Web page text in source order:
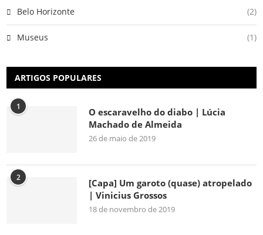
Belo Horizonte (2)
Museus (1)
ARTIGOS POPULARES
1
O escaravelho do diabo | Lúcia
Machado de Almeida
26 de maio de 2019
2
[Capa] Um garoto (quase) atropelado
| Vinicius Grossos
18 de novembro de 2019